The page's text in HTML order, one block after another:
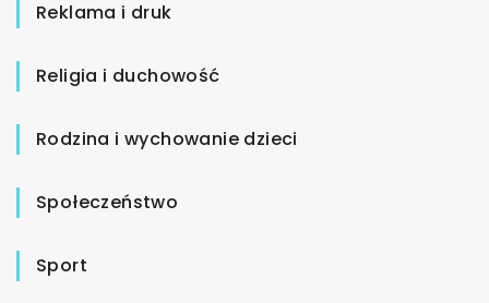
Reklama i druk
Religia i duchowość
Rodzina i wychowanie dzieci
Społeczeństwo
Sport